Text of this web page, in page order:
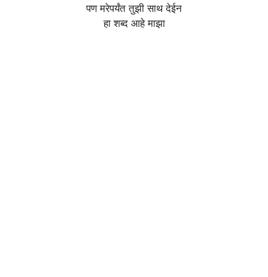
पण मरेपर्यंत तुझी साथ देईन
हा शब्द आहे माझा